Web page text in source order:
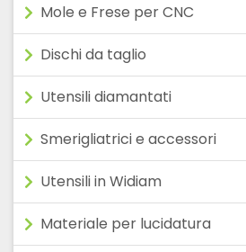
Mole e Frese per CNC
Dischi da taglio
Utensili diamantati
Smerigliatrici e accessori
Utensili in Widiam
Materiale per lucidatura